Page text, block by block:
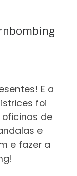
E a
foi
oficinas de
e
e fazer a